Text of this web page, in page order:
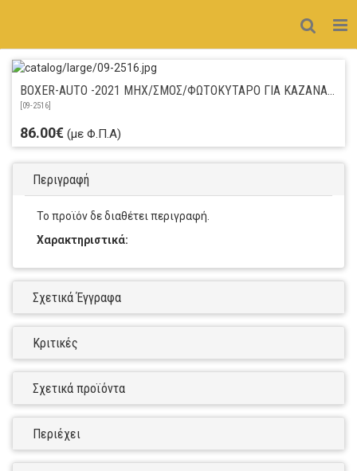
BOXER-AUTO -2021 ΜΗΧ/ΣΜΟΣ/ΦΩΤΟΚΥΤΑΡΟ ΓΙΑ ΚΑΖΑΝΑΚΙ ΠΟΡΣΕΛΑΝΗΣ
[09-2516]
86.00€ (με Φ.Π.Α)
Περιγραφή
Το προϊόν δε διαθέτει περιγραφή.
Χαρακτηριστικά:
Σχετικά Έγγραφα
Κριτικές
Σχετικά προϊόντα
Περιέχει